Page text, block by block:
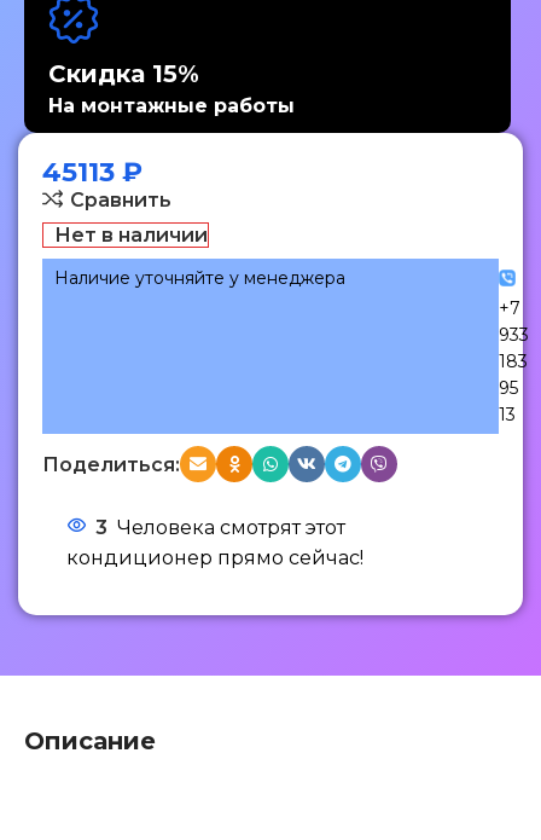
Скидка 15%
На монтажные работы
45113 ₽
Сравнить
Нет в наличии
Наличие уточняйте у менеджера
+7
933
183
95
13
Поделиться:
3 Человека смотрят этот
кондиционер прямо сейчас!
Описание